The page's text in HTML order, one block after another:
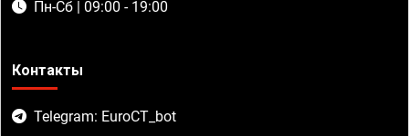
Пн-Сб | 09:00 - 19:00
Контакты
Telegram: EuroCT_bot